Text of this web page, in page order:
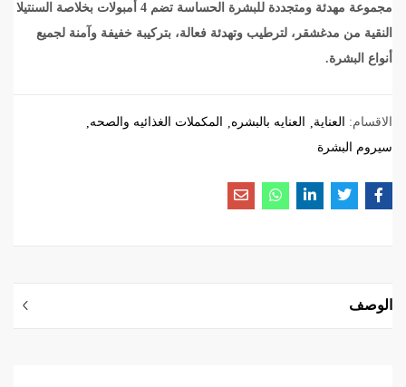
مجموعة مهدئة ومتجددة للبشرة الحساسة تضم 4 أمبولات بخلاصة السنتيلا
النقية من مدغشقر، لترطيب وتهدئة فعالة، بتركيبة خفيفة وآمنة لجميع
أنواع البشرة.
الاقسام: العناية العنايه بالبشره
المكملات الغذائيه والصحه
سيروم البشرة
الوصف